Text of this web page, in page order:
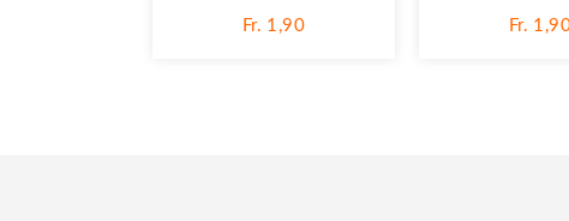
Fr. 1,90 Fr.